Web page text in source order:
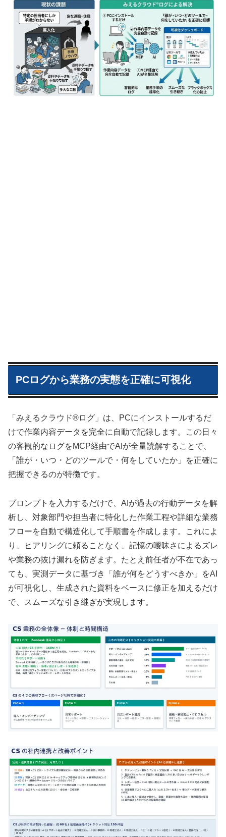
PCログから業務の実態を正確に可視化
「みえるクラウド®ログ」は、PCにインストールするだ
けで作業内容データを完全に自動で記録します。この日々
の客観的なログをMCP経由でAIが全量読解することで、
「誰が・いつ・どのツールで・何をしていたか」を正確に
把握できるのが特徴です。
プロンプトを入力するだけで、AIが過去の行動データを解
析し、対象部門や担当者に特化した作業工程や詳細な業務
フローを自動で構造化して手順書を作成します。これによ
り、ヒアリングに頼ることなく、記憶の曖昧さによるズレ
や業務の抜け漏れを防ぎます。たとえ前任者が不在であっ
ても、実測データに基づき「誰が何をどうすべきか」をAI
が可視化し、生成された資料をベースに修正を加えるだけ
で、スムーズな引き継ぎが実現します。